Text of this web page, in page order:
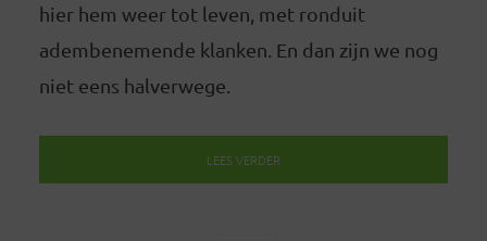
hier hem weer tot leven, met ronduit
adembenemende klanken. En dan zijn we nog
niet eens halverwege.
LEES VERDER